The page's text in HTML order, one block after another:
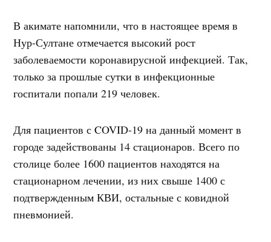
В акимате напомнили, что в настоящее время в
Нур-Султане отмечается высокий рост
заболеваемости коронавирусной инфекцией. Так,
только за прошлые сутки в инфекционные
госпитали попали 219 человек.
Для пациентов с COVID-19 на данный момент в
городе задействованы 14 стационаров. Всего по
столице более 1600 пациентов находятся на
стационарном лечении, из них свыше 1400 с
подтвержденным КВИ, остальные с ковидной
пневмонией.